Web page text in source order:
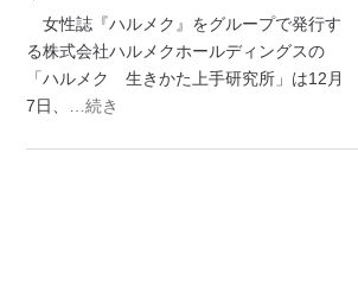
女性誌『ハルメク』をグループで発行す
る株式会社ハルメクホールディングスの
「ハルメク 生きかた上手研究所」は12月
7日、
…続き